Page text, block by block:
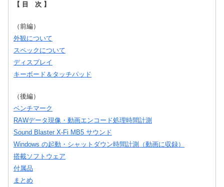
【 目 次 】
（前編）
外観について
スペックについて
ディスプレイ
キーボード＆タッチパッド
（後編）
ベンチマーク
RAWデータ現像・動画エンコード処理時間計測
Sound Blaster X-Fi MB5 サウンド
Windows の起動・シャットダウン時間計測（動画に収録）
搭載ソフトウェア
付属品
まとめ